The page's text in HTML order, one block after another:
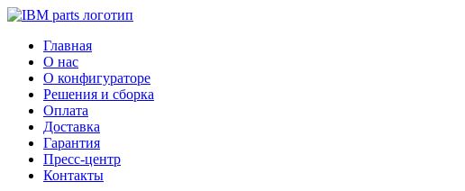
Главная
О нас
О конфигураторе
Решения и сборка
Оплата
Доставка
Гарантия
Пресс-центр
Контакты